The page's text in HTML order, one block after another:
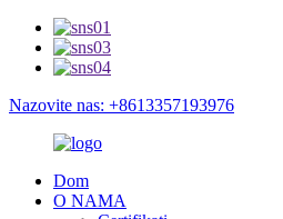
Nazovite nas: +8613357193976
Dom
O NAMA